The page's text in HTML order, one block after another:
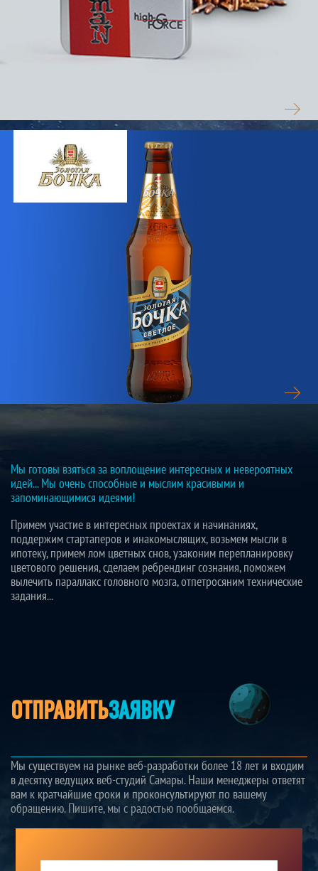
ARMEDMAN
Мы готовы взяться за воплощение интересных и невероятных
идей... Мы очень способные и мыслим красивыми и
запоминающимися идеями!
Примем участие в интересных проектах и начинаниях,
поддержим стартаперов и инакомыслящих, возьмем мысли в
ипотеку, примем лом цветных снов, узаконим перепланировку
цветового решения, сделаем ребрендинг сознания, поможем
вылечить параллакс головного мозга, отпетросяним технические
задания...
ОТПРАВИТЬЗАЯВКУ
Мы существуем на рынке веб-разработки более 18 лет и входим
в десятку ведущих веб-студий Самары. Наши менеджеры ответят
вам к кратчайшие сроки и проконсультируют по вашему
обращению. Пишите, мы с радостью пообщаемся.